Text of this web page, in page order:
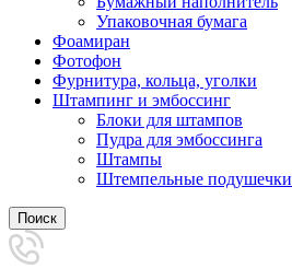
Упаковочная бумага
Фоамиран
Фотофон
Фурнитура, кольца, уголки
Штампинг и эмбоссинг
Блоки для штампов
Пудра для эмбоссинга
Штампы
Штемпельные подушечки
Поиск